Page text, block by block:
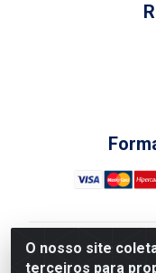
O nosso site
terceiros para
Nova Boni
- Rua Alice